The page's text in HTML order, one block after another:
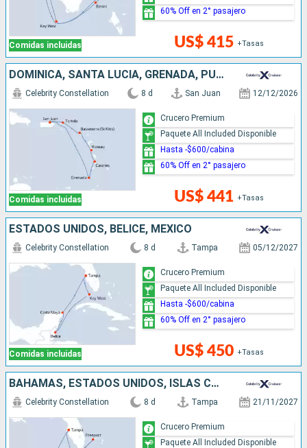
Comidas incluidas US$ 415 +Tasas
60% Off en 2° pasajero
DOMINICA, SANTA LUCIA, GRENADA, PUERTO RICO
Comidas incluidas
Celebrity Constellation 8 d San Juan 12/12/2026
US$ 441 +Tasas
Crucero Premium
Paquete All Included Disponible
Hasta -$600/cabina
60% Off en 2° pasajero
ESTADOS UNIDOS, BELICE, MÉXICO
Comidas incluidas
Celebrity Constellation 8 d Tampa 05/12/2027
US$ 450 +Tasas
Crucero Premium
Paquete All Included Disponible
Hasta -$600/cabina
60% Off en 2° pasajero
BAHAMAS, ESTADOS UNIDOS, ISLAS CAIMÁN
Celebrity Constellation 8 d Tampa 21/11/2027
Crucero Premium
Paquete All Included Disponible